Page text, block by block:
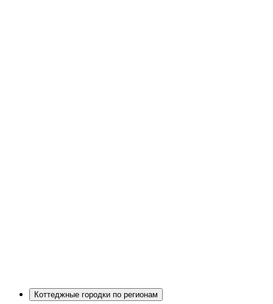
Коттеджные городки по регионам